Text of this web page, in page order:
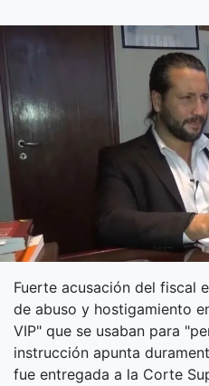
Fuerte acusación del fiscal
de abuso y hostigamiento
VIP" que se usaban para
instrucción apunta
fue entregada a la Corte